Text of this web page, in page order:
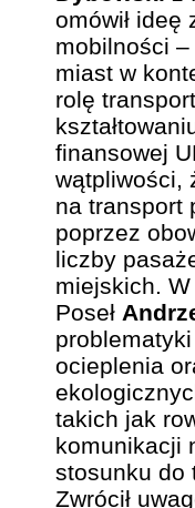
omówił ideę
mobilności
miast w
rolę
finansowej
wątpliwości,
na transport
poprzez
liczby
miejskich.
Poseł
ocieplenia
takich jak
komunikacji
stosunku do
Zwrócił